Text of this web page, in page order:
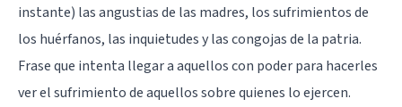
instante) las angustias de las madres, los sufrimientos de
los huérfanos, las inquietudes y las congojas de la patria.
Frase que intenta llegar a aquellos con poder para hacerles
ver el sufrimiento de aquellos sobre quienes lo ejercen.